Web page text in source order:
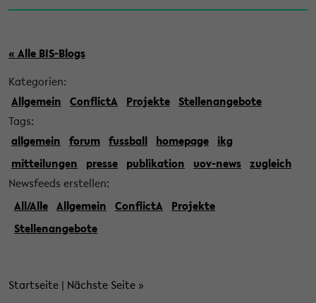
« Alle BIS-Blogs
Kategorien:
Allgemein ConflictA Projekte Stellenangebote
Tags:
allgemein forum fussball homepage ikg
mitteilungen
presse publikation uov-news zugleich
Newsfeeds erstellen:
All/Alle Allgemein ConflictA Projekte
Stellenangebote
Startseite | Nächste Seite »